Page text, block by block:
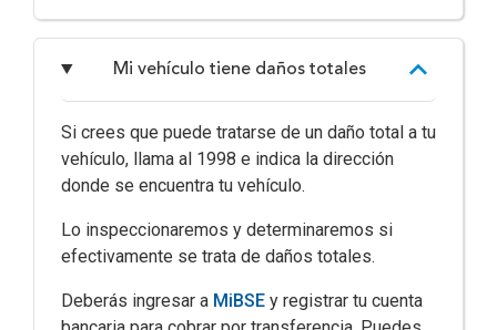
Mi vehículo tiene daños totales
Si crees que puede tratarse de un daño total a tu
vehículo, llama al 1998 e indica la dirección
donde se encuentra tu vehículo.
Lo inspeccionaremos y determinaremos si
efectivamente se trata de daños totales.
Deberás ingresar a MiBSE y registrar tu cuenta